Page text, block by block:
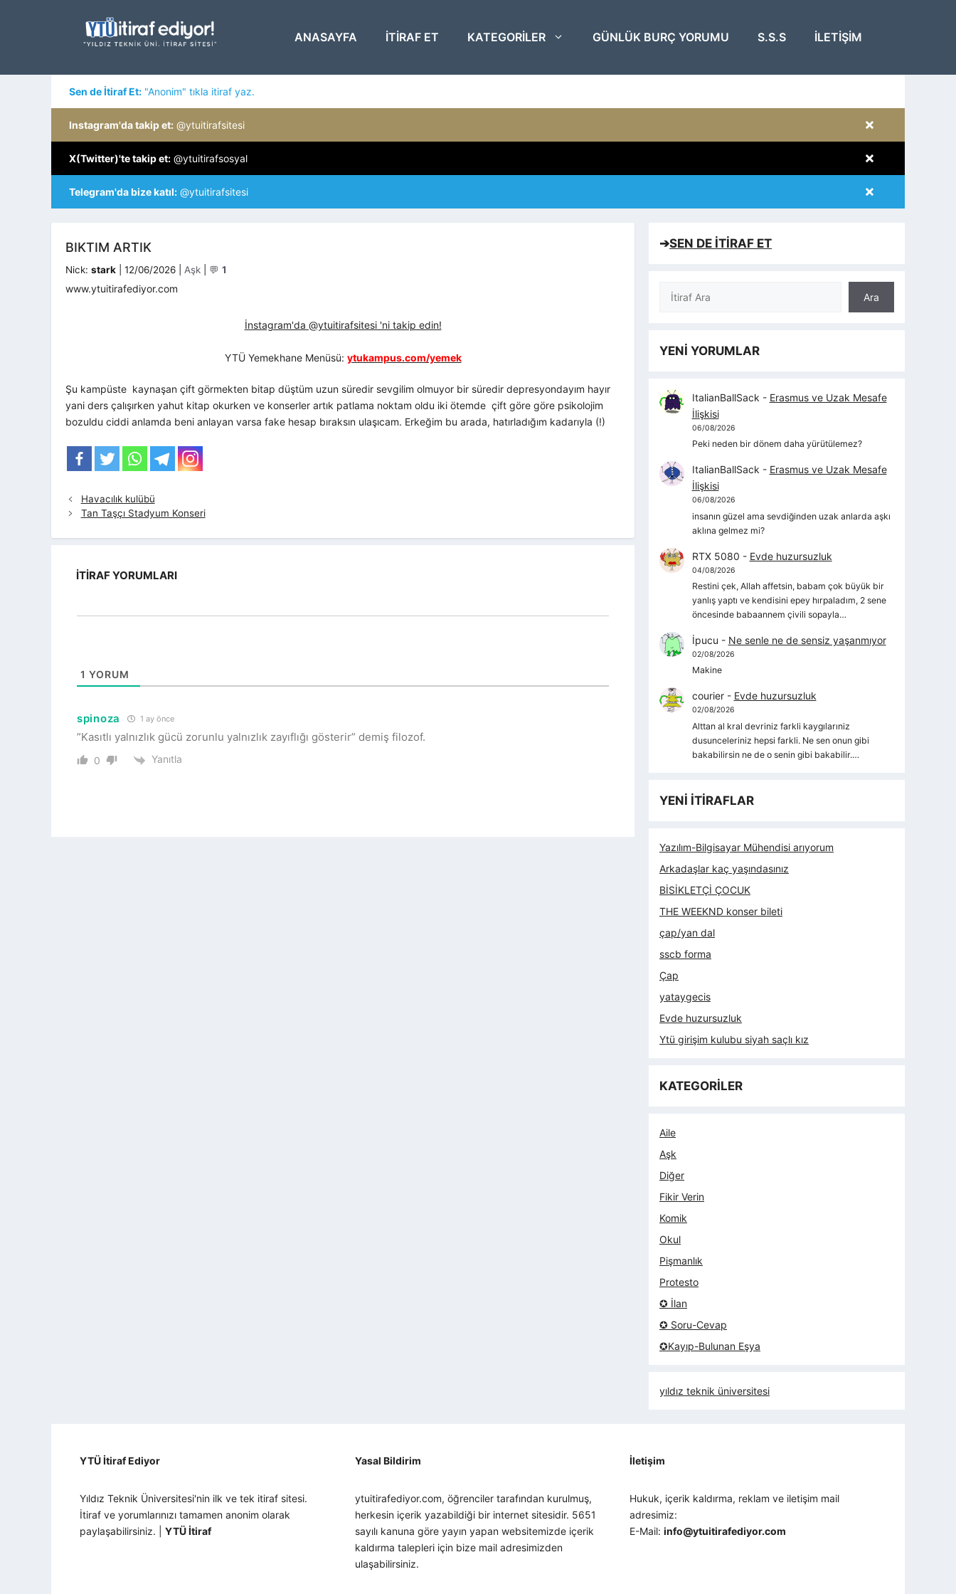
ANASAYFA ITIRAF ET KATEGORILER GÜNLÜK BURÇ YORUMU S.S.S İLETIŞIM
Sen de İtiraf Et: "Anonim" tıkla itiraf yaz.
×
Instagram'da takip et: @ytuitirafsitesi
×
X(Twitter)'te takip et: @ytuitirafsosyal
×
Telegram'da bize katıl: @ytuitirafsitesi
BIKTIM ARTIK
Nick: stark 12/06/2026 Kategoriler
Aşk 💬 1
www.ytuitirafediyor.com
İnstagram'da @ytuitirafsitesi 'ni takip edin!
YTÜ Yemekhane Menüsü: ytukampus.com/yemek
Şu kampüste kaynaşan çift görmekten bitap düştüm uzun süredir sevgilim olmuyor bir süredir depresyondayım hayır
yani ders çalışırken yahut kitap okurken ve konserler artık patlama noktam oldu iki ötemde çift göre göre psikolojim
bozuldu ciddi anlamda beni anlayan varsa fake hesap bıraksın ulaşıcam. Erkeğim bu arada, hatırladığım kadarıyla (!)
Havacılık kulübü
Tan Taşçı Stadyum Konseri
İTIRAF YORUMLARI
1 YORUM
spinoza 1 ay önce
”Kasıtlı yalnızlık gücü zorunlu yalnızlık zayıflığı gösterir” demiş filozof.
0 Yanıtla
➔SEN DE İTİRAF ET
Ara
Ara
YENİ YORUMLAR
ItalianBallSack - Erasmus ve Uzak Mesafe
İlişkisi
06/08/2026
Peki neden bir dönem daha yürütülemez?
ItalianBallSack - Erasmus ve Uzak Mesafe
İlişkisi
06/08/2026
insanın güzel ama sevdiğinden uzak anlarda aşkı
aklına gelmez mi?
RTX 5080 - Evde huzursuzluk
04/08/2026
Restini çek, Allah affetsin, babam çok büyük bir
yanlış yaptı ve kendisini epey hırpaladım, 2 sene
öncesinde babaannem çivili sopayla…
İpucu - Ne senle ne de sensiz yaşanmıyor
02/08/2026
Makine
courier- Evde huzursuzluk
02/08/2026
Alttan al kral devriniz farkli kaygılarıniz
dusunceleriniz hepsi farkli. Ne sen onun gibi
bakabilirsin ne de o senin gibi bakabilir.…
YENİ İTİRAFLAR
Yazılım-Bilgisayar Mühendisi arıyorum
Arkadaşlar kaç yaşındasınız
BİSİKLETÇİ ÇOCUK
THE WEEKND konser bileti
çap/yan dal
sscb forma
Çap
yataygecis
Evde huzursuzluk
Ytü girişim kulubu siyah saçlı kız
KATEGORİLER
Aile
Aşk
Diğer
Fikir Verin
Komik
Okul
Pişmanlık
Protesto
✪ İlan
✪ Soru-Cevap
✪Kayıp-Bulunan Eşya
yıldız teknik üniversitesi
YTÜ İtiraf Ediyor
Yıldız Teknik Üniversitesi'nin ilk ve tek itiraf sitesi.
İtiraf ve yorumlarınızı tamamen anonim olarak
paylaşabilirsiniz. | YTÜ İtiraf
Yasal Bildirim
ytuitirafediyor.com, öğrenciler tarafından kurulmuş,
herkesin içerik yazabildiği bir internet sitesidir. 5651
sayılı kanuna göre yayın yapan websitemizde içerik
kaldırma talepleri için bize mail adresimizden
ulaşabilirsiniz.
İletişim
Hukuk, içerik kaldırma, reklam ve iletişim mail
adresimiz:
E-Mail:info@ytuitirafediyor.com